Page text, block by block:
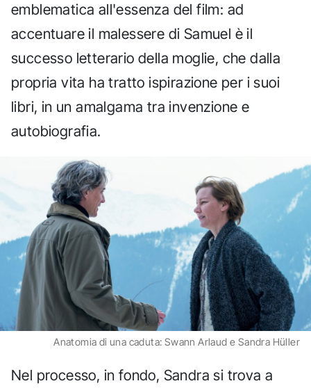
emblematica all'essenza del film: ad
accentuare il malessere di Samuel è il
successo letterario della moglie, che dalla
propria vita ha tratto ispirazione per i suoi
libri, in un amalgama tra invenzione e
autobiografia.
Anatomia di una caduta: Swann Arlaud e Sandra Hüller
Nel processo, in fondo, Sandra si trova a